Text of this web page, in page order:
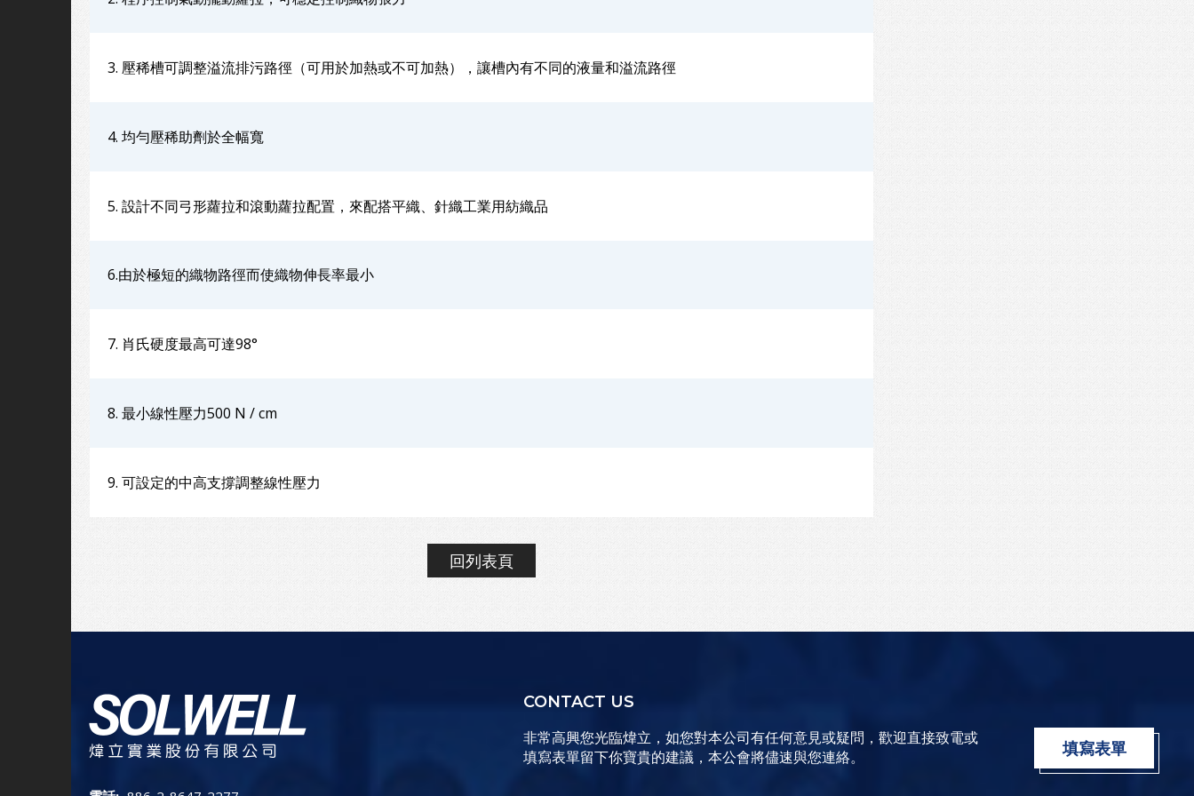
3. 壓稀槽可調整溢流排污路徑（可用於加熱或不可加熱），讓槽內有不同的液量和溢流路徑
4. 均勻壓稀助劑於全幅寬
5. 設計不同弓形蘿拉和滾動蘿拉配置，來配搭平織、針織工業用紡織品
6.由於極短的織物路徑而使織物伸長率最小
7. 肖氏硬度最高可達98°
8. 最小線性壓力500 N / cm
9. 可設定的中高支撐調整線性壓力
回列表頁
CONTACT US
非常高興您光臨煒立，如您對本公司有任何意見或疑問，歡迎直接致電或
填寫表單留下你寶貴的建議，本公會將儘速與您連絡。
填寫表單